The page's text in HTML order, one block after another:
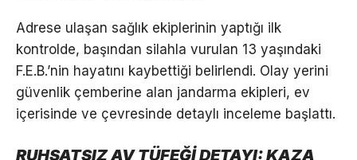
Adrese ulaşan sağlık ekiplerinin yaptığı ilk
kontrolde, başından silahla vurulan 13 yaşındaki
F.E.B.’nin hayatını kaybettiği belirlendi. Olay yerini
güvenlik çemberine alan jandarma ekipleri, ev
içerisinde ve çevresinde detaylı inceleme başlattı.
RUHSATSIZ AV TÜFEĞİ DETAYI: KAZA